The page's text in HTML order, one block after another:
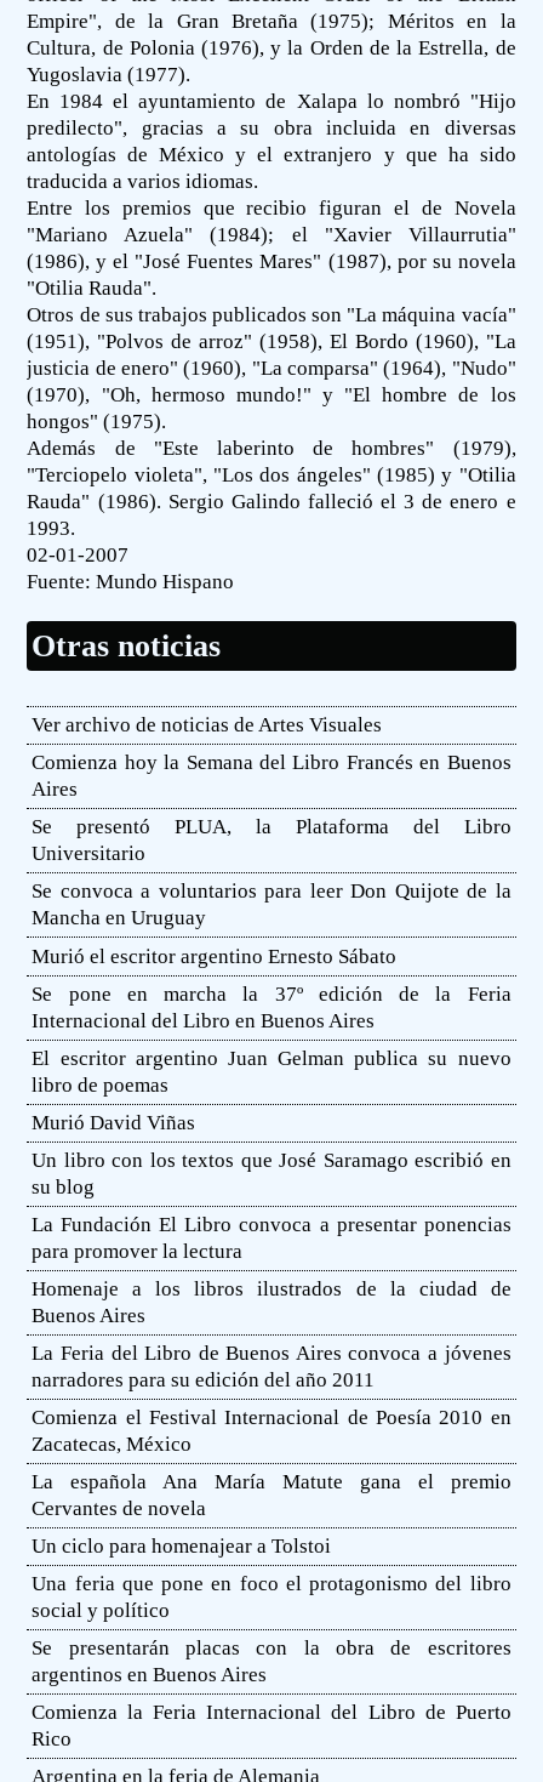
Empire", de la Gran Bretaña (1975); Méritos en la
Cultura, de Polonia (1976), y la Orden de la Estrella, de
Yugoslavia (1977).
En 1984 el ayuntamiento de Xalapa lo nombró "Hijo
predilecto", gracias a su obra incluida en diversas
antologías de México y el extranjero y que ha sido
traducida a varios idiomas.
Entre los premios que recibio figuran el de Novela
"Mariano Azuela" (1984); el "Xavier Villaurrutia"
(1986), y el "José Fuentes Mares" (1987), por su novela
"Otilia Rauda".
Otros de sus trabajos publicados son "La máquina vacía"
(1951), "Polvos de arroz" (1958), El Bordo (1960), "La
justicia de enero" (1960), "La comparsa" (1964), "Nudo"
(1970), "­Oh, hermoso mundo!" y "El hombre de los
hongos" (1975).
Además de "Este laberinto de hombres" (1979),
"Terciopelo violeta", "Los dos ángeles" (1985) y "Otilia
Rauda" (1986). Sergio Galindo falleció el 3 de enero e
1993.
02-01-2007
Fuente:Mundo Hispano
Otras noticias
Ver archivo de noticias de Artes Visuales
Comienza hoy la Semana del Libro Francés en Buenos
Aires
Se presentó PLUA, la Plataforma del Libro
Universitario
Se convoca a voluntarios para leer Don Quijote de la
Mancha en Uruguay
Murió el escritor argentino Ernesto Sábato
Se pone en marcha la 37º edición de la Feria
Internacional del Libro en Buenos Aires
El escritor argentino Juan Gelman publica su nuevo
libro de poemas
Murió David Viñas
Un libro con los textos que José Saramago escribió en
su blog
La Fundación El Libro convoca a presentar ponencias
para promover la lectura
Homenaje a los libros ilustrados de la ciudad de
Buenos Aires
La Feria del Libro de Buenos Aires convoca a jóvenes
narradores para su edición del año 2011
Comienza el Festival Internacional de Poesía 2010 en
Zacatecas, México
La española Ana María Matute gana el premio
Cervantes de novela
Un ciclo para homenajear a Tolstoi
Una feria que pone en foco el protagonismo del libro
social y político
Se presentarán placas con la obra de escritores
argentinos en Buenos Aires
Comienza la Feria Internacional del Libro de Puerto
Rico
Argentina en la feria de Alemania